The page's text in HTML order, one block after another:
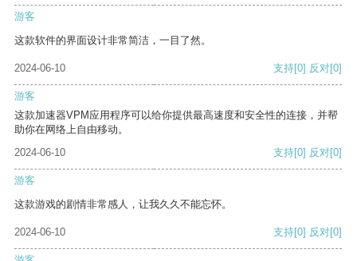
游客
这款软件的界面设计非常简洁，一目了然。
2024-06-10 支持[0] 反对[0]
游客
这款加速器VPM应用程序可以给你提供最高速度和安全性的连接，并帮
助你在网络上自由移动。
2024-06-10
支持[0] 反对[0]
游客
这款游戏的剧情非常感人，让我久久不能忘怀。
2024-06-10 支持[0] 反对[0]